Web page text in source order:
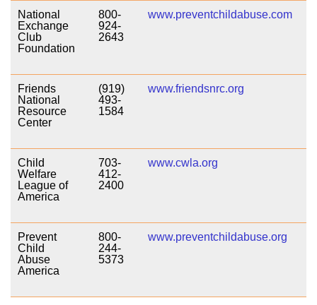
National
Exchange
Club
Foundation
800-
924-
2643
www.preventchildabuse.com
Friends
National
Resource
Center
(919)
493-
1584
www.friendsnrc.org
Child
Welfare
League of
America
703-
412-
2400
www.cwla.org
Prevent
Child
Abuse
America
800-
244-
5373
www.preventchildabuse.org